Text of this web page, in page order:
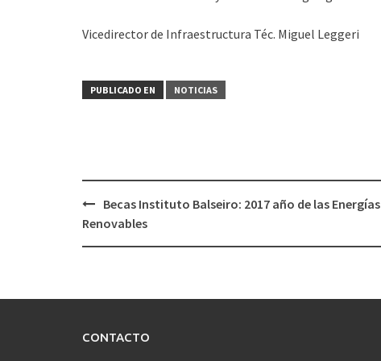
Vicedirector de Infraestructura Téc. Miguel Leggeri
PUBLICADO EN NOTICIAS
Navegación
de
Becas Instituto Balseiro: 2017 año de las Energías
Renovables
CONTACTO